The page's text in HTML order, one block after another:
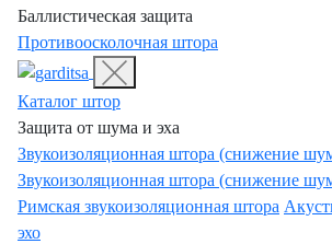
Баллистическая защита
Противоосколочная штора
Каталог штор
Защита от шума и эха
Звукоизоляционная штора (снижение
Звукоизоляционная штора (снижение
Римская звукоизоляционная штора
эхо